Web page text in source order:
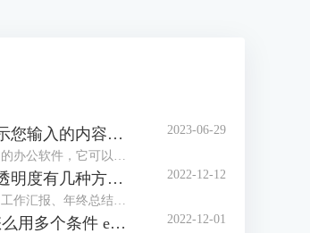
Excel错误提示您输入的内容不符合限制条件 Excel怎么解除限制输入内容
Excel是一款常用的办公软件，它可以帮助我们进行数据的录入、分析和处理。但是，有时候我们在使用Excel的时候，会遇到一些错误提示，比如“您输入的内容不符合限制条件”。这种情况下，我们应该怎么办呢？本文将为你介绍Excel错误提示您输入的内容不符合限制条件的原因和解决方法，以及Excel怎么解除限制输入内容的操作步骤。
2023-06-29
ppt图片设置透明度有几种方法 ppt图片设置透明度怎么弄
ppt是我们在日常工作汇报、年终总结时常用到的办公软件。为了使ppt看起来更加完美，我们有时会将ppt中的图片进行透明度设置，但有部分朋友不知道该如何进行操作，今天这篇文章就主要给大家介绍ppt图片设置透明度有几种方法，ppt图片设置透明度怎么弄的相关操作步骤，有需要的朋友可以详细参考本文详细内容。
2022-12-12
excelif函数怎么用多个条件 excelif函数大于等于并且小于怎么输入 2022-12-01